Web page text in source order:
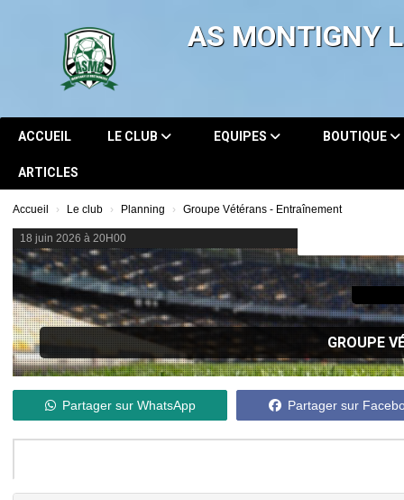
AS MONTIGNY
ACCUEIL LE CLUB EQUIPES BOUTIQUE
ARTICLES
Accueil Le club Planning Groupe Vétérans - Entraînement
18 juin 2026 à 20H00
GROUPE
Partager sur WhatsApp Partager sur